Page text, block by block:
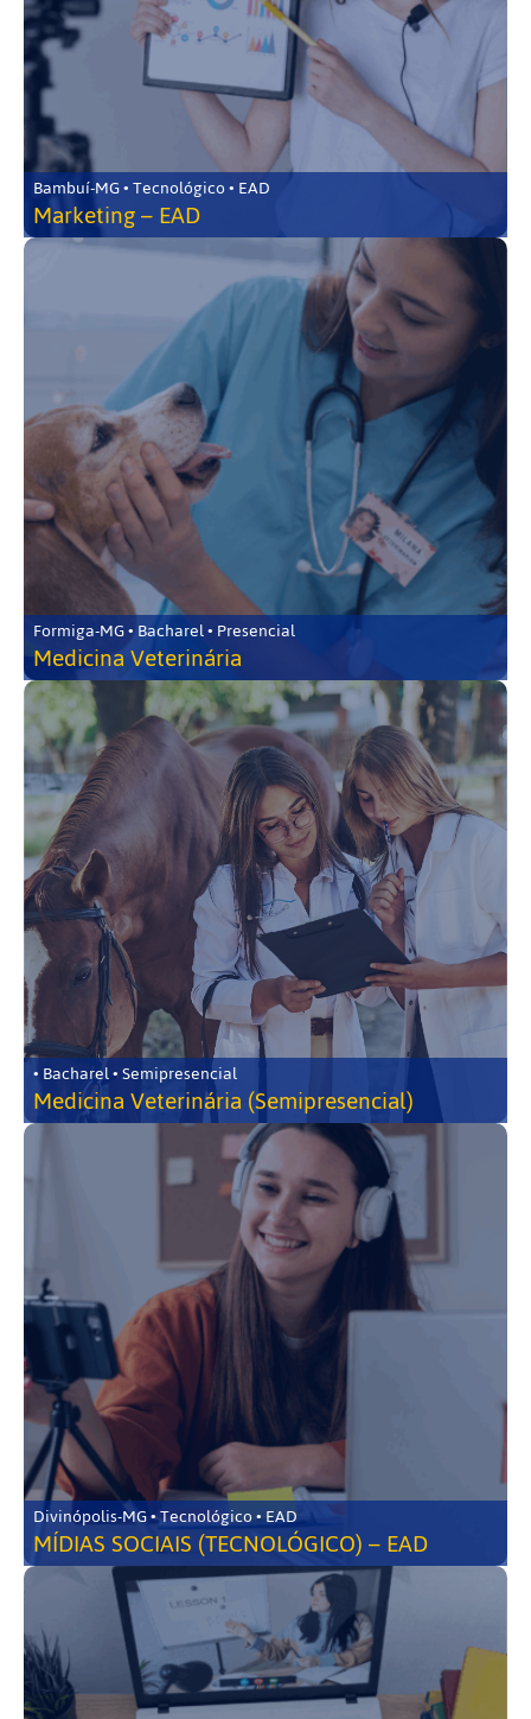
Bambuí-MG • Tecnológico • EAD
Marketing – EAD
Formiga-MG • Bacharel • Presencial
Medicina Veterinária
• Bacharel • Semipresencial
Medicina Veterinária (Semipresencial)
Divinópolis-MG • Tecnológico • EAD
MÍDIAS SOCIAIS (TECNOLÓGICO) – EAD